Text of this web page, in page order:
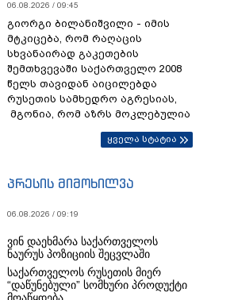
06.08.2026 / 09:45
გიორგი ბილანიშვილი - იმის
მტკიცება, რომ რაღაცის
სხვანაირად გაკეთების
შემთხვევაში საქართველო 2008
წელს თავიდან აიცილებდა
რუსეთის სამხედრო აგრესიას,
მგონია, რომ აზრს მოკლებულია
ყველა სტატია
პრესის მიმოხილვა
06.08.2026 / 09:19
ვინ დაეხმარა საქართველოს
ნაურუს პოზიციის შეცვლაში
საქართველოს რუსეთის მიერ
“დაწუნებული” სომხური პროდუქტი